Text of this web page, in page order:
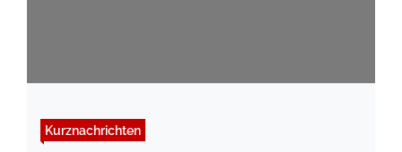
Kurznachrichten